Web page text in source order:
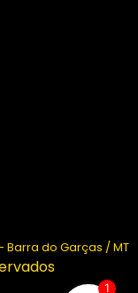
Barra do Garças / MT
1